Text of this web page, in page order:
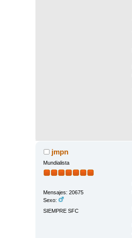
jmpn
Mundialista
Mensajes: 20675
Sexo:
SIEMPRE SFC